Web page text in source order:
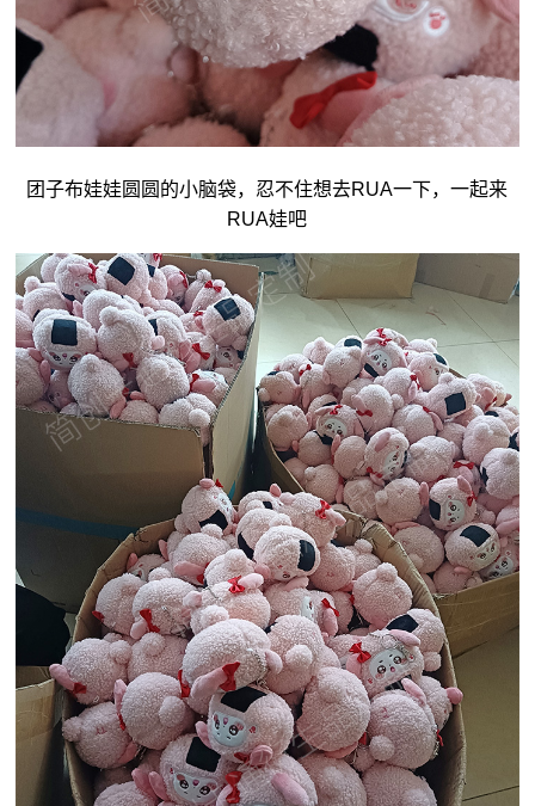
团子布娃娃 圆圆的小脑袋，忍不住想去RUA一下，一起来
RUA娃吧